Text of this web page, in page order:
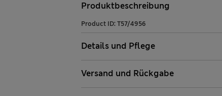
Produktbeschreibung
Product ID: T57/4956
Details und Pflege
Versand und Rückgabe